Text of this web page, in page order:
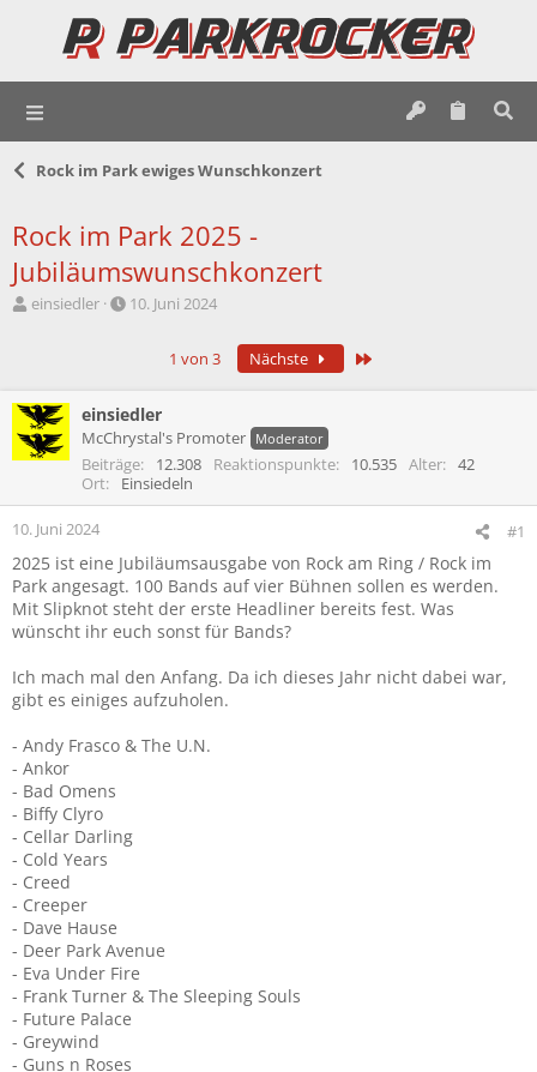
Rock im Park ewiges Wunschkonzert
Rock im Park 2025 -
Jubiläumswunschkonzert
E
l
l
e
einsiedler
E
l
l
t
a
m
10. Juni 2024
1 von 3 Nächste
einsiedler
McChrystal's Promoter Moderator
Beiträge 12.308 Reaktionspunkte 10.535 Alter
42
Ort
Einsiedeln
10. Juni 2024 #1
2025 ist eine Jubiläumsausgabe von Rock am Ring / Rock im
Park angesagt. 100 Bands auf vier Bühnen sollen es werden.
Mit Slipknot steht der erste Headliner bereits fest. Was
wünscht ihr euch sonst für Bands?
Ich mach mal den Anfang. Da ich dieses Jahr nicht dabei war,
gibt es einiges aufzuholen.
- Andy Frasco & The U.N.
- Ankor
- Bad Omens
- Biffy Clyro
- Cellar Darling
- Cold Years
- Creed
- Creeper
- Dave Hause
- Deer Park Avenue
- Eva Under Fire
- Frank Turner & The Sleeping Souls
- Future Palace
- Greywind
- Guns n Roses